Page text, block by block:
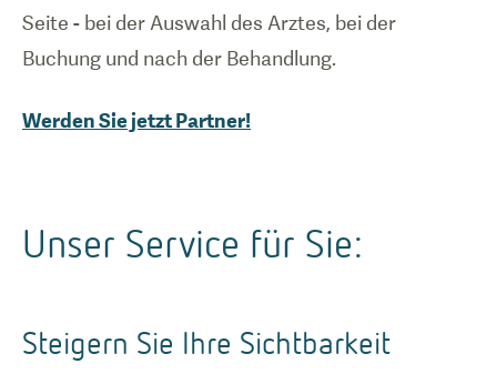
Seite - bei der Auswahl des Arztes, bei der
Buchung und nach der Behandlung.
Werden Sie jetzt Partner!
Unser Service für Sie:
Steigern Sie Ihre Sichtbarkeit